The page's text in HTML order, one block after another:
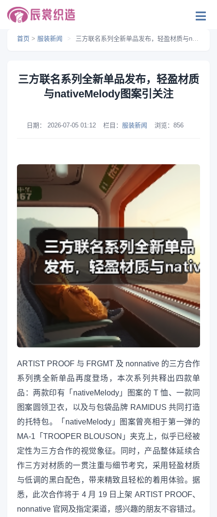
首页 > 服装新闻 > 三方联名系列全新单品发布，轻盈材质与nativeMelody图案引关注
三方联名系列全新单品发布，轻盈材质
与nativeMelody图案引关注
日期： 2026-07-05 01:12 栏目： 服装新闻 浏览： 856
ARTIST PROOF 与 FRGMT 及 nonnative 的三方合作
系列携全新单品再度登场，本次系列共释出四款单
品：两款印有「nativeMelody」图案的 T 恤、一款同
图案圆领卫衣，以及与包袋品牌 RAMIDUS 共同打造
的托特包。「nativeMelody」图案曾亮相于第一弹的
MA-1「TROOPER BLOUSON」夹克上，似乎已经被
定性为三方合作的视觉象征。同时，产品整体延续合
作三方对材质的一贯注重与细节考究，采用轻盈材质
与低调的黑白配色，带来精致且轻松的着用体验。据
悉，此次合作将于 4 月 19 日上架 ARTIST PROOF、
nonnative 官网及指定渠道，感兴趣的朋友不容错过。